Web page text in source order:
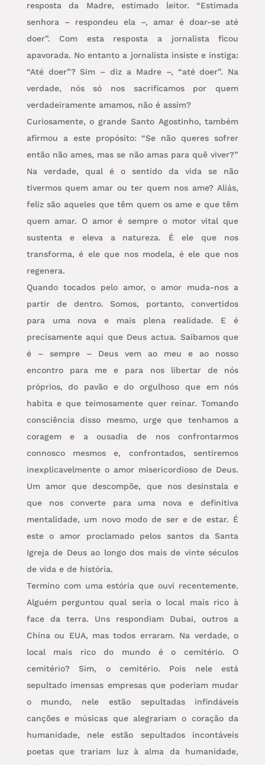
resposta da Madre, estimado leitor. “Estimada
senhora – respondeu ela –, amar é doar-se até
doer”. Com esta resposta a jornalista ficou
apavorada. No entanto a jornalista insiste e instiga:
“Até doer”? Sim – diz a Madre –, “até doer”. Na
verdade, nós só nos sacrificamos por quem
verdadeiramente amamos, não é assim?
Curiosamente, o grande Santo Agostinho, também
afirmou a este propósito: “Se não queres sofrer
então não ames, mas se não amas para quê viver?”
Na verdade, qual é o sentido da vida se não
tivermos quem amar ou ter quem nos ame? Aliás,
feliz são aqueles que têm quem os ame e que têm
quem amar. O amor é sempre o motor vital que
sustenta e eleva a natureza. É ele que nos
transforma, é ele que nos modela, é ele que nos
regenera.
Quando tocados pelo amor, o amor muda-nos a
partir de dentro. Somos, portanto, convertidos
para uma nova e mais plena realidade. E é
precisamente aqui que Deus actua. Saibamos que
é – sempre – Deus vem ao meu e ao nosso
encontro para me e para nos libertar de nós
próprios, do pavão e do orgulhoso que em nós
habita e que teimosamente quer reinar. Tomando
consciência disso mesmo, urge que tenhamos a
coragem e a ousadia de nos confrontarmos
connosco mesmos e, confrontados, sentiremos
inexplicavelmente o amor misericordioso de Deus.
Um amor que descompõe, que nos desinstala e
que nos converte para uma nova e definitiva
mentalidade, um novo modo de ser e de estar. É
este o amor proclamado pelos santos da Santa
Igreja de Deus ao longo dos mais de vinte séculos
de vida e de história.
Termino com uma estória que ouvi recentemente.
Alguém perguntou qual seria o local mais rico à
face da terra. Uns respondiam Dubai, outros a
China ou EUA, mas todos erraram. Na verdade, o
local mais rico do mundo é o cemitério. O
cemitério? Sim, o cemitério. Pois nele está
sepultado imensas empresas que poderiam mudar
o mundo, nele estão sepultadas infindáveis
canções e músicas que alegrariam o coração da
humanidade, nele estão sepultados incontáveis
poetas que trariam luz à alma da humanidade,